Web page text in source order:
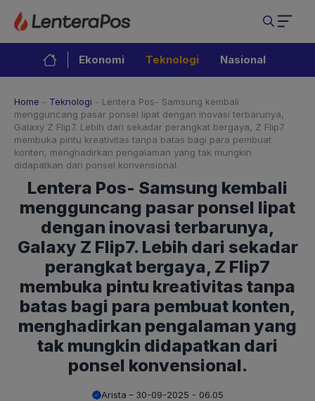
Langsung
isi
Ekonomi Teknologi Nasional
Home - Teknologi - Lentera Pos- Samsung kembali
mengguncang pasar ponsel lipat dengan inovasi terbarunya,
Galaxy Z Flip7. Lebih dari sekadar perangkat bergaya, Z Flip7
membuka pintu kreativitas tanpa batas bagi para pembuat
konten, menghadirkan pengalaman yang tak mungkin
didapatkan dari ponsel konvensional.
Lentera Pos- Samsung kembali
mengguncang pasar ponsel lipat
dengan inovasi terbarunya,
Galaxy Z Flip7. Lebih dari sekadar
perangkat bergaya, Z Flip7
membuka pintu kreativitas tanpa
batas bagi para pembuat konten,
menghadirkan pengalaman yang
tak mungkin didapatkan dari
ponsel konvensional.
Arista 30-09-2025 - 06.05